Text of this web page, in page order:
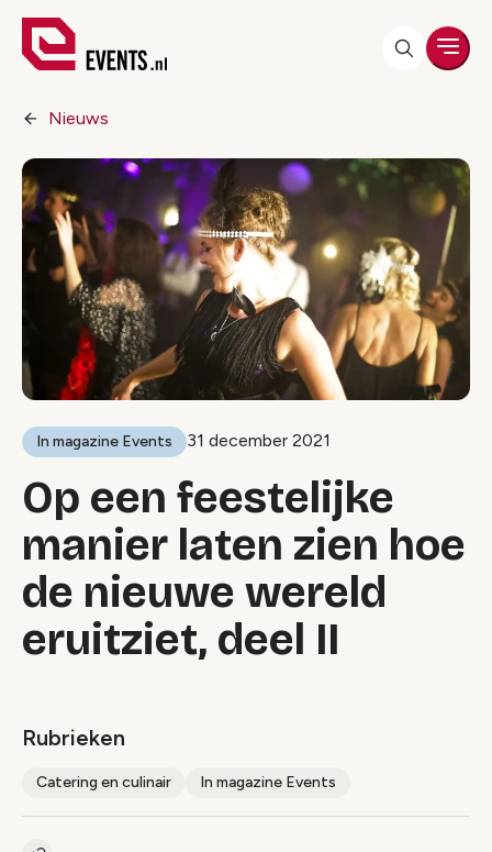
Nieuws
In magazine Events 31 december 2021
Op een feestelijke
manier laten zien hoe
de nieuwe wereld
eruitziet, deel II
Rubrieken
Catering en culinair In magazine Events